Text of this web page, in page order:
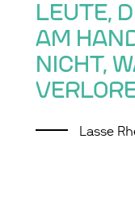
LEUTE,
AM
ICHT,
Lasse